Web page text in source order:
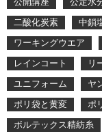
二酸化炭素
中鎖
ワーキングウエア
レインコート
リ
ユニフォーム
ヤ
ポリ袋と黄変
ポ
ボルテックス精紡糸